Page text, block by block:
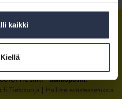
kaikki
Kiellä
IsännöintiliittoIsännöintiliitto
Hakaniemessä Helsingissä.
HelsinkiSähköpostit:
Tietosuoja | Hallitse evästeasetuksia